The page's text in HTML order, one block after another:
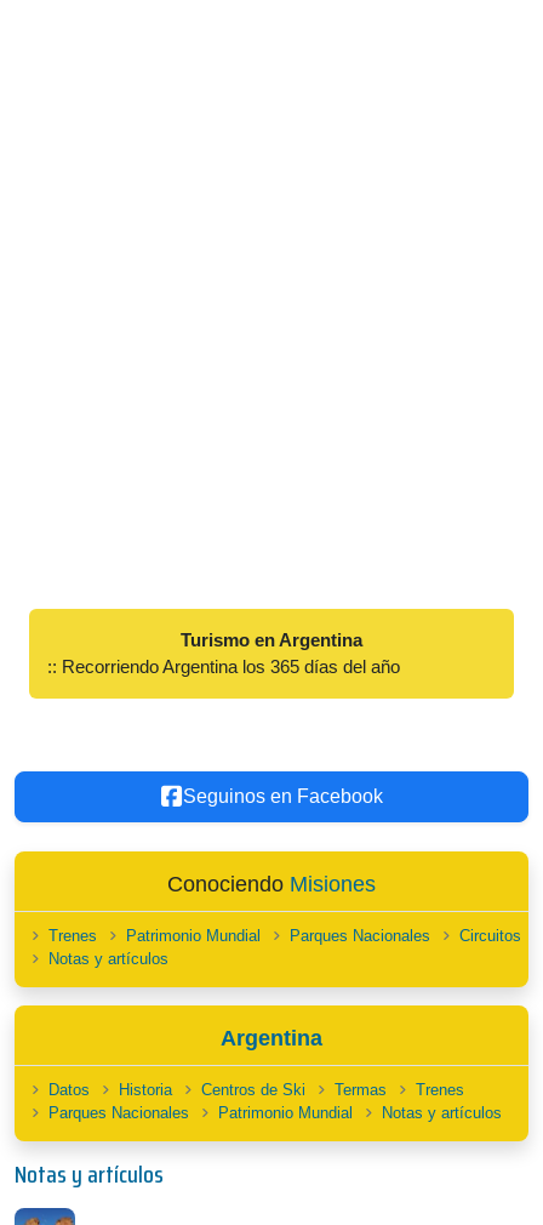
Turismo en Argentina
:: Recorriendo Argentina los 365 días del año
Seguinos en Facebook
Conociendo Misiones
Trenes Patrimonio Mundial Parques Nacionales
Circuitos
Notas y artículos
Argentina
Datos Historia Centros de Ski Termas
Trenes
Parques Nacionales
Patrimonio Mundial Notas y artículos
Notas y artículos